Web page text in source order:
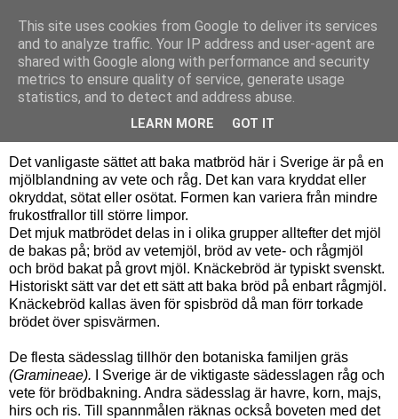
Bagerskan
torsdag 14 oktober 2010
Lilla bakskolan – Mjöl
Det vanligaste sättet att baka matbröd här i Sverige är på en
mjölblandning av vete och råg. Det kan vara kryddat eller
okryddat, sötat eller osötat. Formen kan variera från mindre
frukostfrallor till större limpor.
Det mjuk matbrödet delas in i olika grupper alltefter det mjöl
de bakas på; bröd av vetemjöl, bröd av vete- och rågmjöl
och bröd bakat på grovt mjöl. Knäckebröd är typiskt svenskt.
Historiskt sätt var det ett sätt att baka bröd på enbart rågmjöl.
Knäckebröd kallas även för spisbröd då man förr torkade
brödet över spisvärmen.
De flesta sädesslag tillhör den botaniska familjen gräs
(Gramineae). I Sverige är de viktigaste sädesslagen råg och
vete för brödbakning. Andra sädesslag är havre, korn, majs,
hirs och ris. Till spannmålen räknas också boveten med det
This site uses cookies from Google to deliver its services
and to analyze traffic. Your IP address and user-agent are
shared with Google along with performance and security
metrics to ensure quality of service, generate usage
statistics, and to detect and address abuse.
LEARN MORE GOT IT